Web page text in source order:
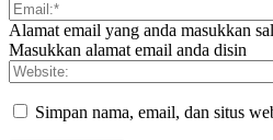
Alamat email yang anda masukkan
Masukkan alamat email anda disin
Simpan nama, email, dan situs